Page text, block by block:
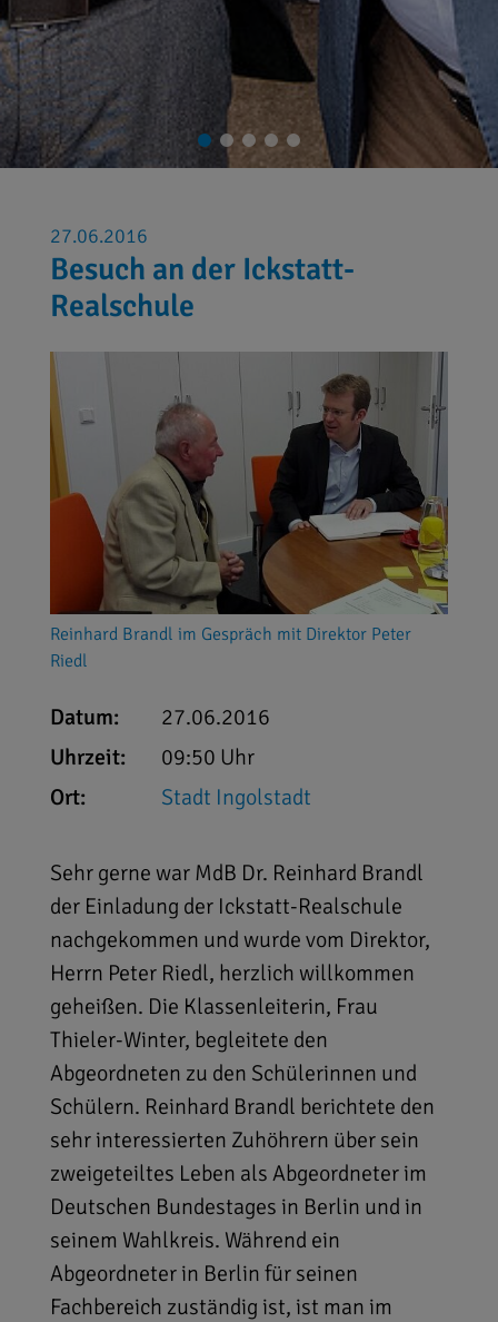
27.06.2016
Besuch an der Ickstatt-
Realschule
Reinhard Brandl im Gespräch mit Direktor Peter
Riedl
Datum:
27.06.2016
Uhrzeit:
09:50 Uhr
Ort:
Stadt Ingolstadt
Sehr gerne war MdB Dr. Reinhard Brandl
der Einladung der Ickstatt-Realschule
nachgekommen und wurde vom Direktor,
Herrn Peter Riedl, herzlich willkommen
geheißen. Die Klassenleiterin, Frau
Thieler-Winter, begleitete den
Abgeordneten zu den Schülerinnen und
Schülern. Reinhard Brandl berichtete den
sehr interessierten Zuhöhrern über sein
zweigeteiltes Leben als Abgeordneter im
Deutschen Bundestages in Berlin und in
seinem Wahlkreis. Während ein
Abgeordneter in Berlin für seinen
Fachbereich zuständig ist, ist man im